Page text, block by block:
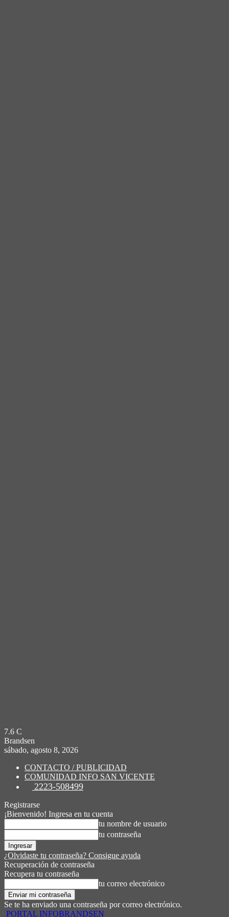
7.6 C
Brandsen
sábado, agosto 8, 2026
CONTACTO / PUBLICIDAD
COMUNIDAD INFO SAN VICENTE
2223-508499
Registrarse
¡Bienvenido! Ingresa en tu cuenta
tu nombre de usuario
tu contraseña
¿Olvidaste tu contraseña? Consigue ayuda
Recuperación de contraseña
Recupera tu contraseña
tu correo electrónico
Se te ha enviado una contraseña por correo electrónico.
PORTAL INFOBRANDSEN